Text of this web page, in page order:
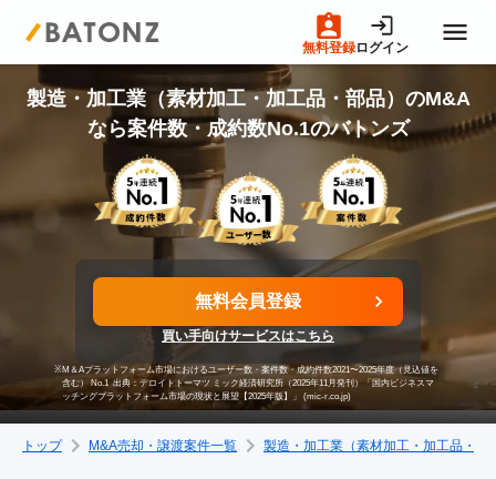
無料登録ログイン
トップページ
M&A案件一覧
売りたい方へ
買いたい方へ
成約事例
M&A専門家の方へ
製造・加工業（素材加工・加工品・部品）のM&A
なら案件数・成約数No.1のバトンズ
無料会員登録
買い手向けサービスはこちら
※M＆Aプラットフォーム市場におけるユーザー数・案件数・成約件数2021〜2025年度（見込値を
含む） No.1 出典：デロイトトーマツ ミック経済研究所（2025年11月発刊）「国内ビジネスマ
ッチングプラットフォーム市場の現状と展望【2025年版】」 (mic-r.co.jp)
トップ M&A売却・譲渡案件一覧 製造・加工業（素材加工・加工品・部